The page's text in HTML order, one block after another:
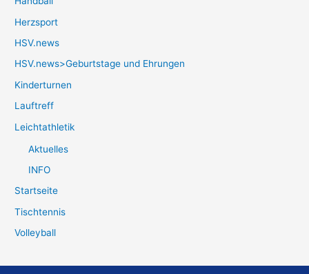
Herzsport
HSV.news
HSV.news>Geburtstage und Ehrungen
Kinderturnen
Lauftreff
Leichtathletik
Aktuelles
INFO
Startseite
Tischtennis
Volleyball